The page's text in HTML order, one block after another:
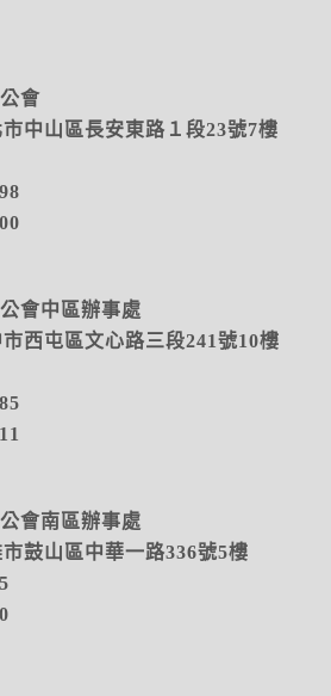
會
中山區長安東路１段23號7樓
會中區辦事處
西屯區文心路三段241號10樓
會南區辦事處
鼓山區中華一路336號5樓